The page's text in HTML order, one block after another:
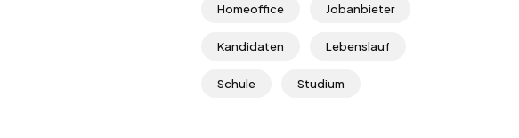
Homeoffice Jobanbieter
Kandidaten Lebenslauf
Schule Studium